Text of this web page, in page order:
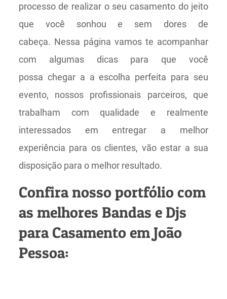
processo de realizar o seu casamento do jeito
que você sonhou e sem dores de
cabeça. Nessa página vamos te acompanhar
com algumas dicas para que você
possa chegar a a escolha perfeita para seu
evento, nossos profissionais parceiros, que
trabalham com qualidade e realmente
interessados em entregar a melhor
experiência para os clientes, vão estar a sua
disposição para o melhor resultado.
Confira nosso portfólio com
as melhores Bandas e Djs
para Casamento em João
Pessoa: